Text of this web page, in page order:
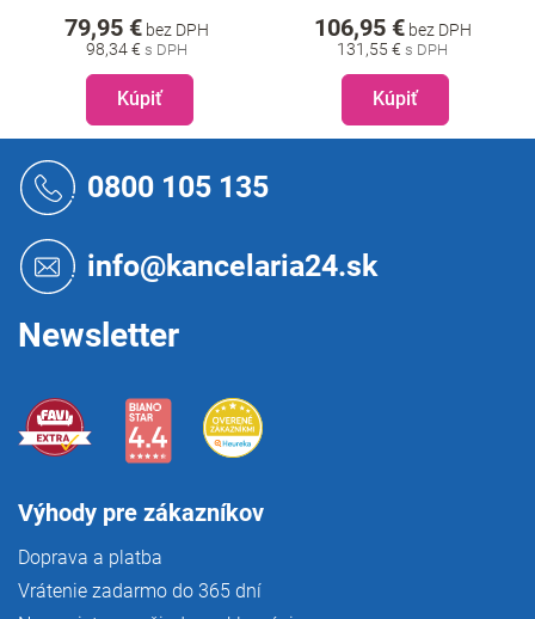
98,34 €
79,95 € bez DPH
Kúpiť
131,55 €
106,95 €bez DPH
Kúpiť
0800 105 135
info@kancelaria24.sk
Newsletter
Výhody pre zákazníkov
Doprava a platba
Vrátenie zadarmo do 365 dní